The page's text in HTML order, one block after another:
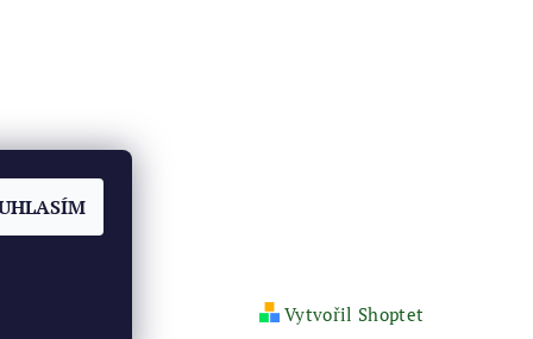
Vytvořil Shoptet